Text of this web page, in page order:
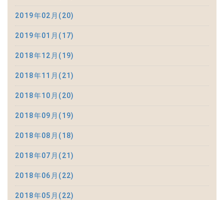
2019年02月(20)
2019年01月(17)
2018年12月(19)
2018年11月(21)
2018年10月(20)
2018年09月(19)
2018年08月(18)
2018年07月(21)
2018年06月(22)
2018年05月(22)